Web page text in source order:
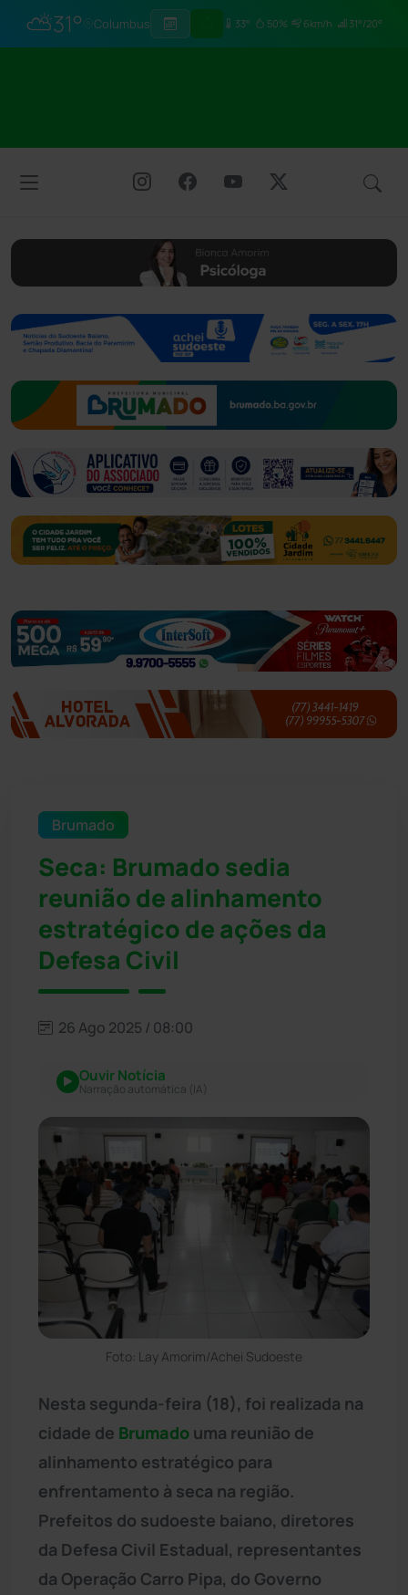
⛅31° Columbus 33° 50% 6km/h 31°/20°
Brumado
Seca: Brumado sedia
reunião de alinhamento
estratégico de ações da
Defesa Civil
26 Ago 2025 / 08:00
Ouvir Notícia
Narração automática (IA)
Foto: Lay Amorim/Achei Sudoeste
Nesta segunda-feira (18), foi realizada na
cidade de Brumado uma reunião de
alinhamento estratégico para
enfrentamento à seca na região.
Prefeitos do sudoeste baiano, diretores
da Defesa Civil Estadual, representantes
da Operação Carro Pipa, do Governo